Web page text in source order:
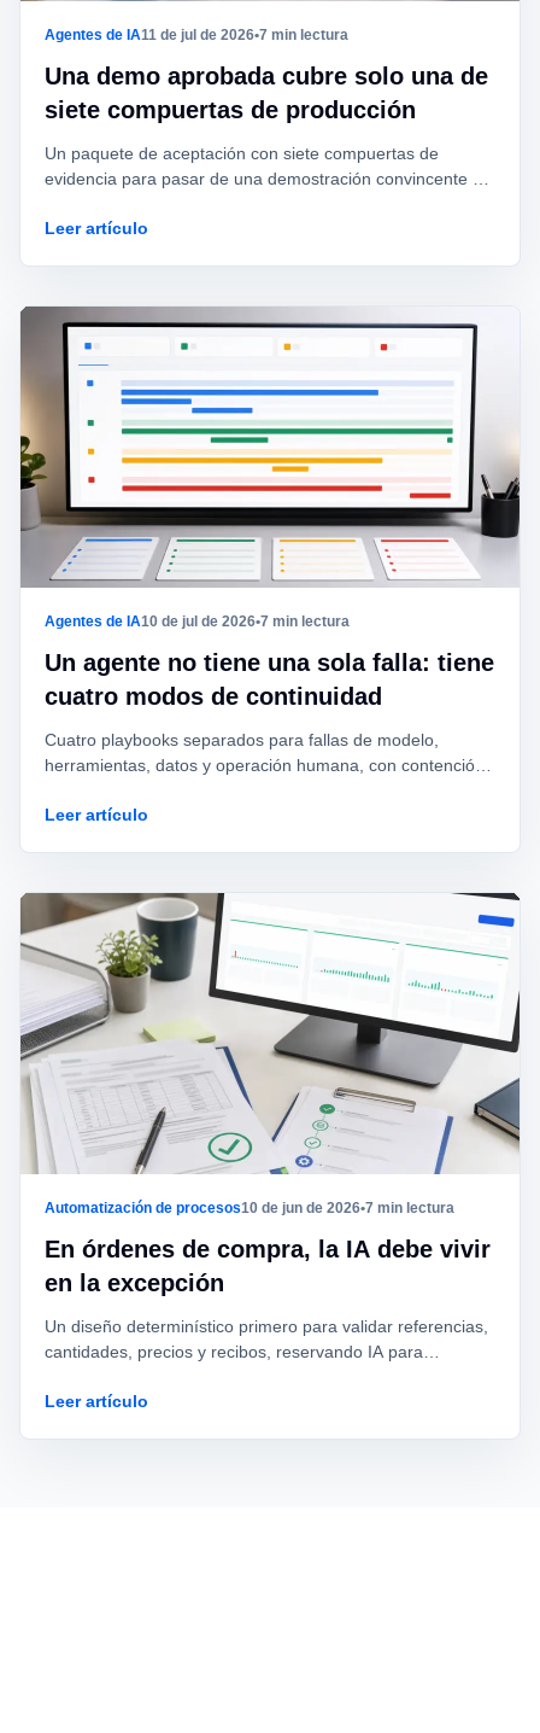
Agentes de IA11 de jul de 2026•7 min lectura
Una demo aprobada cubre solo una de
siete compuertas de producción
Un paquete de aceptación con siete compuertas de
evidencia para pasar de una demostración convincente a
Leer artículo
Agentes de IA10 de jul de 2026•7 min lectura
Un agente no tiene una sola falla: tiene
cuatro modos de continuidad
Cuatro playbooks separados para fallas de modelo,
herramientas, datos y operación humana, con contención,
Leer artículo
Automatización de procesos10 de jun de 2026•7 min lectura
En órdenes de compra, la IA debe vivir
en la excepción
Un diseño determinístico primero para validar referencias,
cantidades, precios y recibos, reservando IA para
Leer artículo